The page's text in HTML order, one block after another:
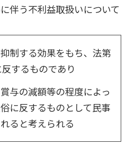
伴う不利益取扱いについて
制する効果をもち、法第
するものであり
与の減額等の程度によっ
に反するものとして民事
ると考えられる